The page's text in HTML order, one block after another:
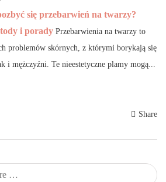
się przebarwień na twarzy?
i porady Przebarwienia na twarzy to
problemów skórnych, z którymi borykają się
i mężczyźni. Te nieestetyczne plamy mogą...
Share